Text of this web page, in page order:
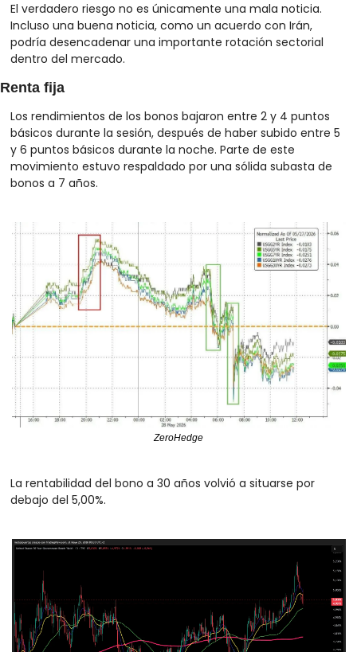
El verdadero riesgo no es únicamente una mala noticia.
Incluso una buena noticia, como un acuerdo con Irán,
podría desencadenar una importante rotación sectorial
dentro del mercado.
Renta fija
Los rendimientos de los bonos bajaron entre 2 y 4 puntos
básicos durante la sesión, después de haber subido entre 5
y 6 puntos básicos durante la noche. Parte de este
movimiento estuvo respaldado por una sólida subasta de
bonos a 7 años.
ZeroHedge
La rentabilidad del bono a 30 años volvió a situarse por
debajo del 5,00%.